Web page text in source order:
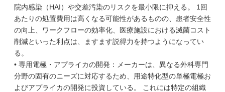
院内感染（HAI）や交差汚染のリスクを最小限に抑える。 1回
あたりの処置費用は高くなる可能性があるものの、患者安全性
の向上、ワークフローの効率化、医療施設における滅菌コスト
削減といった利点は、ますます説得力を持つようになってい
る。
• 専用電極・アプライカの開発：メーカーは、異なる外科専門
分野の固有のニーズに対応するため、用途特化型の単極電極お
よびアプライカの開発に投資している。 これには特定の組織